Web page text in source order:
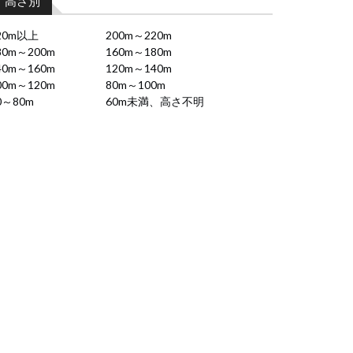
以上
200m～220m
～200m
160m～180m
～160m
120m～140m
～120m
80m～100m
80m
60m未満、高さ不明